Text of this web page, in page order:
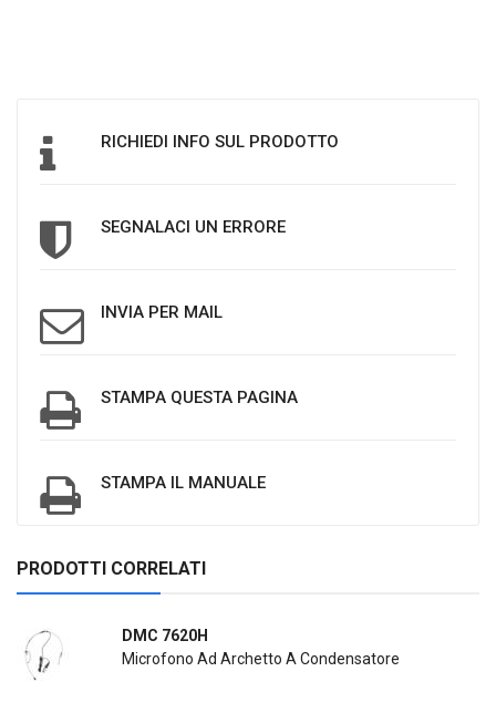
RICHIEDI INFO SUL PRODOTTO
SEGNALACI UN ERRORE
INVIA PER MAIL
STAMPA QUESTA PAGINA
STAMPA IL MANUALE
PRODOTTI CORRELATI
DMC 7620H
Microfono Ad Archetto A Condensatore